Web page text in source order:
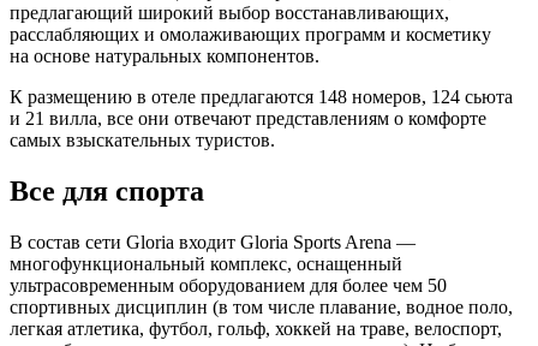
предлагающий широкий выбор восстанавливающих,
расслабляющих и омолаживающих программ и косметику
на основе натуральных компонентов.
К размещению в отеле предлагаются 148 номеров, 124 сьюта
и 21 вилла, все они отвечают представлениям о комфорте
самых взыскательных туристов.
Все для спорта
В состав сети Gloria входит Gloria Sports Arena —
многофункциональный комплекс, оснащенный
ультрасовременным оборудованием для более чем 50
спортивных дисциплин (в том числе плавание, водное поло,
легкая атлетика, футбол, гольф, хоккей на траве, велоспорт,